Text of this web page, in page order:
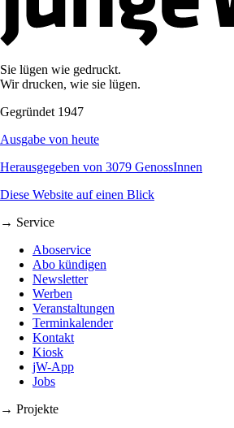
Sie lügen wie gedruckt.
Wir drucken, wie sie lügen.
Gegründet 1947
Ausgabe von heute
Herausgegeben von 3079 GenossInnen
Diese Website auf einen Blick
→ Service
Aboservice
Abo kündigen
Newsletter
Werben
Veranstaltungen
Terminkalender
Kontakt
Kiosk
jW-App
Jobs
→ Projekte